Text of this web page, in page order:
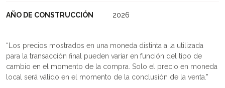
AÑO DE CONSTRUCCIÓN 2026
Los precios mostrados en una moneda distinta a la utilizada
para la transacción final pueden variar en función del tipo de
cambio en el momento de la compra. Solo el precio en moneda
local será válido en el momento de la conclusión de la venta.